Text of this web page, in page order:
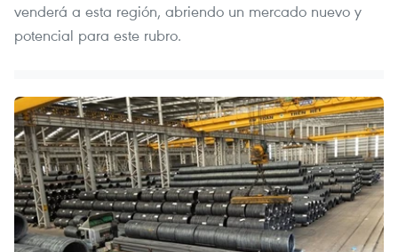
venderá a esta región, abriendo un mercado nuevo y
potencial para este rubro.